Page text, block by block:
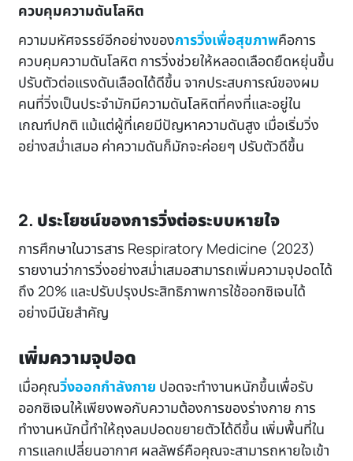
ควบคุมความดันโลหิต
ความมหัศจรรย์อีกอย่างของการวิ่งเพื่อสุขภาพคือการ
ควบคุมความดันโลหิต การวิ่งช่วยให้หลอดเลือดยืดหยุ่นขึ้น
ปรับตัวต่อแรงดันเลือดได้ดีขึ้น จากประสบการณ์ของผม
คนที่วิ่งเป็นประจำมักมีความดันโลหิตที่คงที่และอยู่ใน
เกณฑ์ปกติ แม้แต่ผู้ที่เคยมีปัญหาความดันสูง เมื่อเริ่มวิ่ง
อย่างสม่ำเสมอ ค่าความดันก็มักจะค่อยๆ ปรับตัวดีขึ้น
2. ประโยชน์ของการวิ่งต่อระบบหายใจ
การศึกษาในวารสาร Respiratory Medicine (2023)
รายงานว่าการวิ่งอย่างสม่ำเสมอสามารถเพิ่มความจุปอดได้
ถึง 20% และปรับปรุงประสิทธิภาพการใช้ออกซิเจนได้
อย่างมีนัยสำคัญ
เพิ่มความจุปอด
เมื่อคุณวิ่งออกกำลังกาย ปอดจะทำงานหนักขึ้นเพื่อรับ
ออกซิเจนให้เพียงพอกับความต้องการของร่างกาย การ
ทำงานหนักนี้ทำให้ถุงลมปอดขยายตัวได้ดีขึ้น เพิ่มพื้นที่ใน
การแลกเปลี่ยนอากาศ ผลลัพธ์คือคุณจะสามารถหายใจเข้า